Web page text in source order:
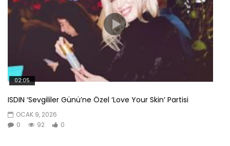
02:05
ISDIN ‘Sevgililer Günü’ne Özel ‘Love Your Skin’ Partisi
OCAK 9, 2026
0
92 0